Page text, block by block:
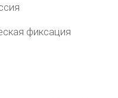
фиксация